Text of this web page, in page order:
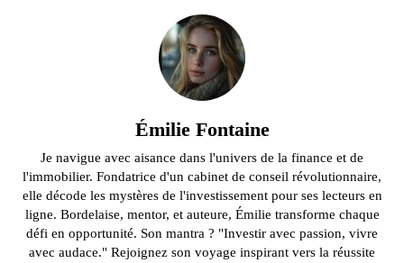
Émilie Fontaine
Je navigue avec aisance dans l'univers de la finance et de
l'immobilier. Fondatrice d'un cabinet de conseil révolutionnaire,
elle décode les mystères de l'investissement pour ses lecteurs en
ligne. Bordelaise, mentor, et auteure, Émilie transforme chaque
défi en opportunité. Son mantra ? "Investir avec passion, vivre
avec audace." Rejoignez son voyage inspirant vers la réussite